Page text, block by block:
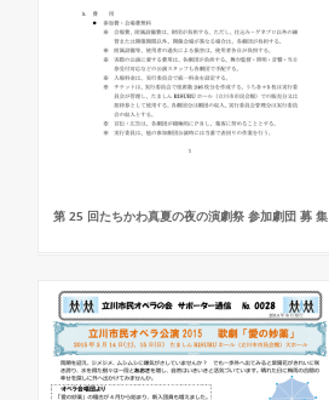
第 25 回たちかわ真夏の夜の演劇祭 参加劇団 募 集